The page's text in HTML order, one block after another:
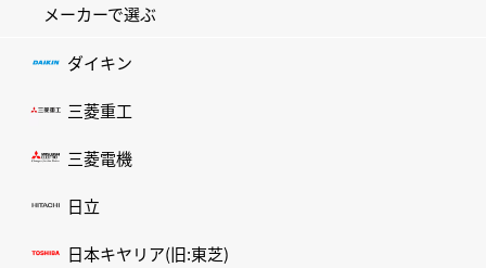
メーカーで選ぶ
ダイキン
三菱重工
三菱電機
日立
日本キヤリア(旧:東芝)